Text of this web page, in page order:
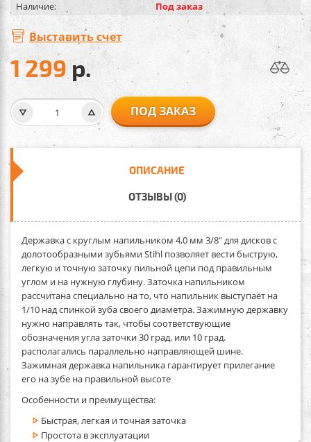
Наличие:
Под заказ
Выставить счет
1 299 р.
ПОД ЗАКАЗ
ОПИСАНИЕ
ОТЗЫВЫ (0)
Державка с круглым напильником 4,0 мм 3/8"для дисков с
долотообразными зубьями Stihl позволяет вести быструю,
легкую и точную заточку пильной цепи под правильным
углом и на нужную глубину. Заточка напильником
рассчитана специально на то, что напильник выступает на
1/10 над спинкой зуба своего диаметра. Зажимную державку
нужно направлять так, чтобы соответствующие
обозначения угла заточки 30 град. или 10 град.
располагались параллельно направляющей шине.
Зажимная державка напильника гарантирует прилегание
его на зубе на правильной высоте
Особенности и преимущества:
Быстрая, легкая и точная заточка
Простота в эксплуатации